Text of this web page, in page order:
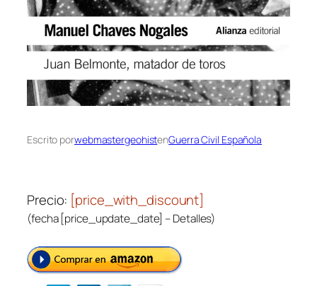
Escrito porwebmastergeohistenGuerra Civil Española
Precio: [price_with_discount]
(fecha [price_update_date] –Detalles)